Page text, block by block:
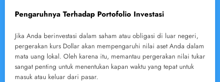
Pengaruhnya Terhadap Portofolio Investasi
Jika Anda berinvestasi dalam saham atau obligasi di luar negeri,
pergerakan kurs Dollar akan mempengaruhi nilai aset Anda dalam
mata uang lokal. Oleh karena itu, memantau pergerakan nilai tukar
sangat penting untuk menentukan kapan waktu yang tepat untuk
masuk atau keluar dari pasar.